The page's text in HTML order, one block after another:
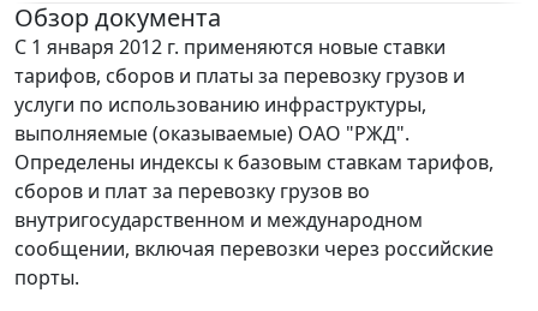
Обзор документа
С 1 января 2012 г. применяются новые ставки
тарифов, сборов и платы за перевозку грузов и
услуги по использованию инфраструктуры,
выполняемые (оказываемые) ОАО "РЖД".
Определены индексы к базовым ставкам тарифов,
сборов и плат за перевозку грузов во
внутригосударственном и международном
сообщении, включая перевозки через российские
порты.